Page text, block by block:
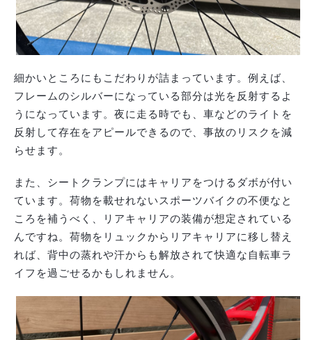
細かいところにもこだわりが詰まっています。例えば、
フレームのシルバーになっている部分は光を反射するよ
うになっています。夜に走る時でも、車などのライトを
反射して存在をアピールできるので、事故のリスクを減
らせます。
また、シートクランプにはキャリアをつけるダボが付い
ています。荷物を載せれないスポーツバイクの不便なと
ころを補うべく、リアキャリアの装備が想定されている
んですね。荷物をリュックからリアキャリアに移し替え
れば、背中の蒸れや汗からも解放されて快適な自転車ラ
イフを過ごせるかもしれません。